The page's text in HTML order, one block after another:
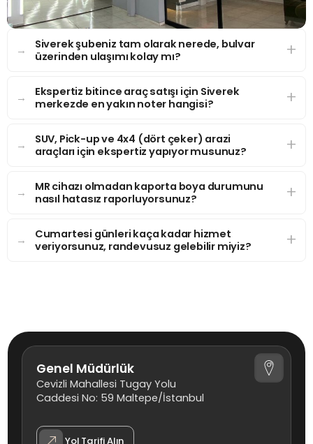
Siverek şubeniz tam olarak nerede, bulvar
üzerinden ulaşımı kolay mı?
Ekspertiz bitince araç satışı için Siverek
merkezde en yakın noter hangisi?
SUV, Pick-up ve 4x4 (dört çeker) arazi
araçları için ekspertiz yapıyor musunuz?
MR cihazı olmadan kaporta boya durumunu
nasıl hatasız raporluyorsunuz?
Cumartesi günleri kaça kadar hizmet
veriyorsunuz, randevusuz gelebilir miyiz?
Genel Müdürlük
Cevizli Mahallesi Tugay Yolu
Caddesi No: 59 Maltepe/İstanbul
Yol Tarifi Alın